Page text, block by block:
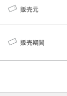
販売元
販売期間